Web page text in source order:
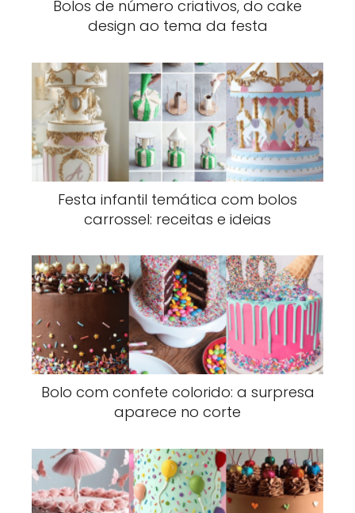
Bolos de número criativos, do cake
design ao tema da festa
Festa infantil temática com bolos
carrossel: receitas e ideias
Bolo com confete colorido: a surpresa
aparece no corte